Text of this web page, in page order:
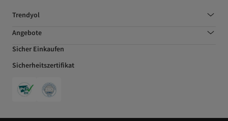
Trendyol
Angebote
Sicher Einkaufen
Sicherheitszertifikat